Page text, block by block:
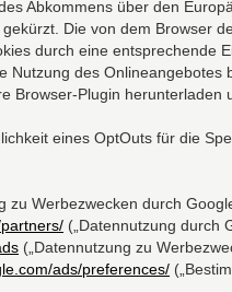
Abkommens über den
Die von dem Browser
durch eine entsprechende
Nutzung des
Browser-Plugin herunterladen
eines OptOuts für die
zu Werbezwecken durch
(„Datennutzung durch
(„Datennutzung zu
ads/preferences/